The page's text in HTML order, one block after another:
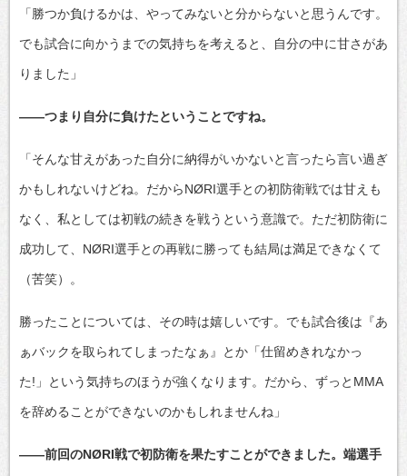
「勝つか負けるかは、やってみないと分からないと思うんです。
でも試合に向かうまでの気持ちを考えると、自分の中に甘さがあ
りました」
――つまり自分に負けたということですね。
「そんな甘えがあった自分に納得がいかないと言ったら言い過ぎ
かもしれないけどね。だからNØRI選手との初防衛戦では甘えも
なく、私としては初戦の続きを戦うという意識で。ただ初防衛に
成功して、NØRI選手との再戦に勝っても結局は満足できなくて
（苦笑）。
勝ったことについては、その時は嬉しいです。でも試合後は『あ
ぁバックを取られてしまったなぁ』とか「仕留めきれなかっ
た!」という気持ちのほうが強くなります。だから、ずっとMMA
を辞めることができないのかもしれませんね」
――前回のNØRI戦で初防衛を果たすことができました。端選手